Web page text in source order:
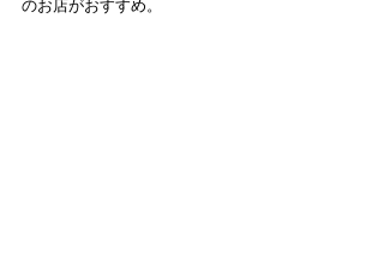
のお店がおすすめ。